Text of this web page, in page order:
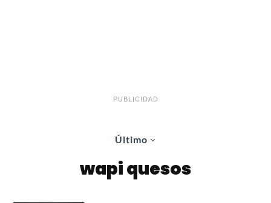
PUBLICIDAD
Último
wapi quesos